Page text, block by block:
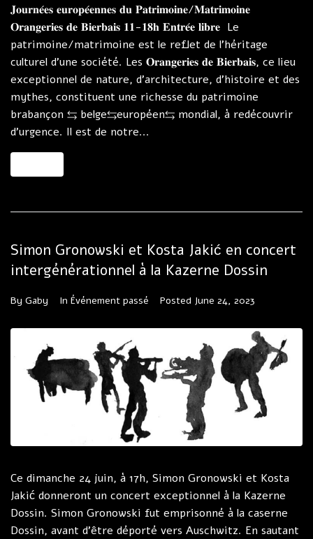
𝐉𝐨𝐮𝐫𝐧𝐞́𝐞𝐬 𝐞𝐮𝐫𝐨𝐩𝐞́𝐞𝐧𝐧𝐞𝐬 𝐝𝐮 𝐏𝐚𝐭𝐫𝐢𝐦𝐨𝐢𝐧𝐞/𝐌𝐚𝐭𝐫𝐢𝐦𝐨𝐢𝐧𝐞
𝐎𝐫𝐚𝐧𝐠𝐞𝐫𝐢𝐞𝐬 𝐝𝐞 𝐁𝐢𝐞𝐫𝐛𝐚𝐢𝐬 𝟏𝟏-𝟏𝟖𝐡 𝐄𝐧𝐭𝐫𝐞́𝐞 𝐥𝐢𝐛𝐫𝐞 Le
patrimoine/matrimoine est le reflet de l’héritage
culturel d’une société. Les 𝐎𝐫𝐚𝐧𝐠𝐞𝐫𝐢𝐞𝐬 𝐝𝐞 𝐁𝐢𝐞𝐫𝐛𝐚𝐢𝐬, ce lieu
exceptionnel de nature, d'architecture, d’histoire et des
mythes, constituent une richesse du patrimoine
brabançon ⇆ belge⇆européen⇆ mondial, à redécouvrir
d’urgence. Il est de notre...
Simon Gronowski et Kosta Jakić en concert
intergénérationnel à la Kazerne Dossin
By Gaby In Événement passé Posted June 24, 2023
Ce dimanche 24 juin, à 17h, Simon Gronowski et Kosta
Jakić donneront un concert exceptionnel à la Kazerne
Dossin. Simon Gronowski fut emprisonné à la caserne
Dossin, avant d'être déporté vers Auschwitz. En sautant